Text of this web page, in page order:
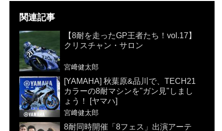
関連記事
【8耐を走ったGP王者たち！vol.17】
クリスチャン・サロン
宮﨑健太郎
[YAMAHA] 秋葉原&品川で、TECH21
カラーの8耐マシンを"ガン見"しまし
ょう！ [ヤマハ]
宮﨑健太郎
8耐同時開催「8フェス」出演アーテ